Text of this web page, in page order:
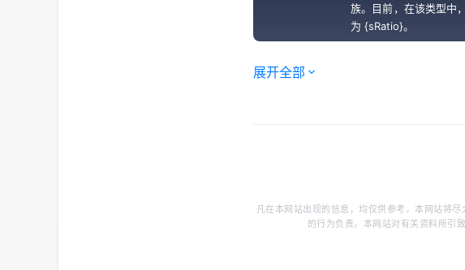
族。目前，在该类型中
为 {sRatio}。
展开全部
凡在本网站出现的信息，均仅供参考。本网站将
的行为负责。本网站对有关资料所引